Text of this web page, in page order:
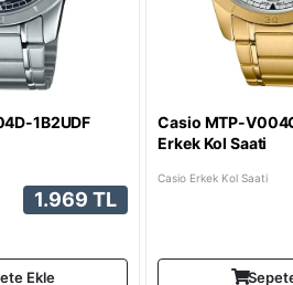
1B2UDF
1.969 TL
Ekle
Casio MTP-
Erkek Kol Saati
Casio Erkek Kol Saati